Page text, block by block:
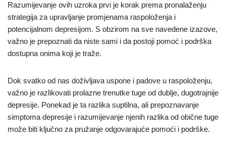
Razumijevanje ovih uzroka prvi je korak prema pronalaženju
strategija za upravljanje promjenama raspoloženja i
potencijalnom depresijom. S obzirom na sve navedene izazove,
važno je prepoznati da niste sami i da postoji pomoć i podrška
dostupna onima koji je traže.
Dok svatko od nas doživljava uspone i padove u raspoloženju,
važno je razlikovati prolazne trenutke tuge od dublje, dugotrajnije
depresije. Ponekad je ta razlika suptilna, ali prepoznavanje
simptoma depresije i razumijevanje njenih razlika od obične tuge
može biti ključno za pružanje odgovarajuće pomoći i podrške.